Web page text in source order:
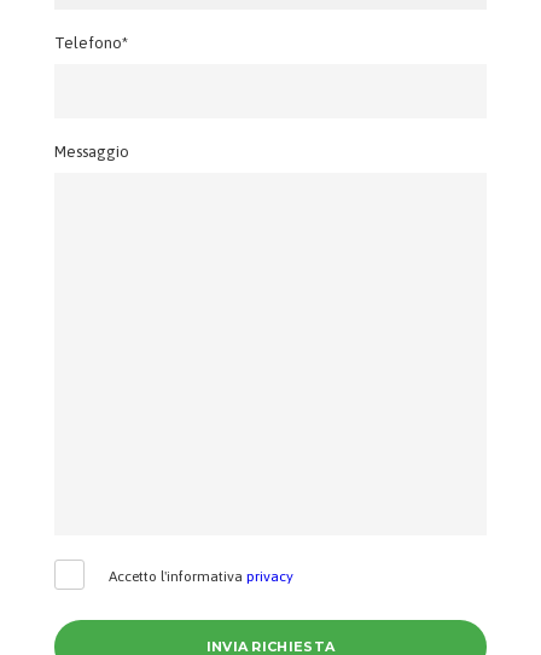
Telefono*
Messaggio
Accetto l'informativa privacy